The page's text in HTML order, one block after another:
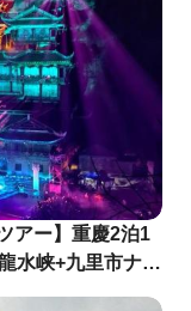
アー】重慶2泊1
水峡+九里市ナイ